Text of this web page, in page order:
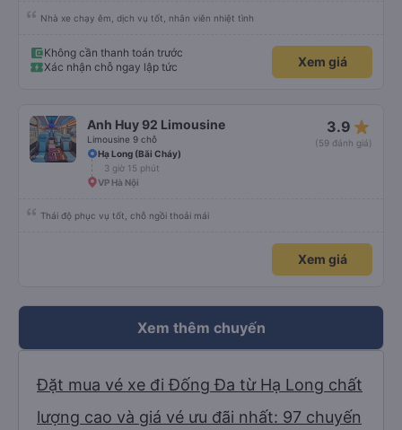
Nhà xe chạy êm, dịch vụ tốt, nhân viên nhiệt tình
Không cần thanh toán trước
Xác nhận chỗ ngay lập tức
Xem giá
Anh Huy 92 Limousine
Limousine 9 chỗ
3.9 star_rate
(59 đánh giá)
Hạ Long (Bãi Cháy)
3 giờ 15 phút
VP Hà Nội
Thái độ phục vụ tốt, chỗ ngồi thoải mái
Xem giá
Xem thêm chuyến
Đặt mua vé xe đi Đống Đa từ Hạ Long chất
lượng cao và giá vé ưu đãi nhất: 97 chuyến